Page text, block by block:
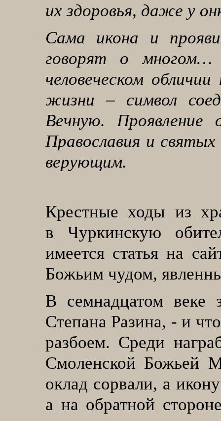
их здоровья, даже у
Сама икона и
говорят о
человеческом
жизни – символ
Вечную. Проявление
Православия и
верующим.
Крестные ходы из
в Чуркинскую
имеется статья на
Божьим чудом,
В семнадцатом веке
Степана Разина, - и
разбоем. Среди
Смоленской Божьей
оклад сорвали, а
а на обратной